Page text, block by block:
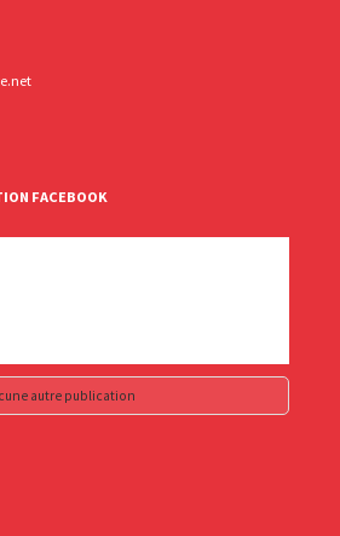
FACEBOOK
autre publication